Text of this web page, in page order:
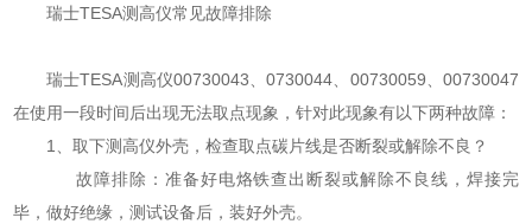
瑞士TESA测高仪常见故障排除
瑞士TESA测高仪00730043、0730044、00730059、00730047
在使用一段时间后出现无法取点现象，针对此现象有以下两种故障：
1、取下测高仪外壳，检查取点碳片线是否断裂或解除不良？
故障排除：准备好电烙铁查出断裂或解除不良线，焊接完
毕，做好绝缘，测试设备后，装好外壳。